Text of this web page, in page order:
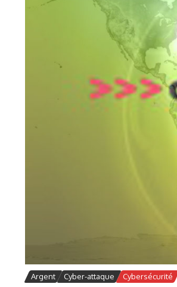
Argent Cyber-attaque Cybersécurité